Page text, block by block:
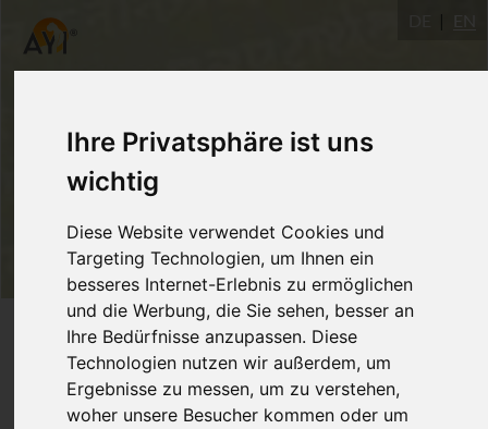
Ihre Privatsphäre ist uns
wichtig
Diese Website verwendet Cookies und
Targeting Technologien, um Ihnen ein
besseres Internet-Erlebnis zu ermöglichen
und die Werbung, die Sie sehen, besser an
Ihre Bedürfnisse anzupassen. Diese
Technologien nutzen wir außerdem, um
Ergebnisse zu messen, um zu verstehen,
woher unsere Besucher kommen oder um
Login